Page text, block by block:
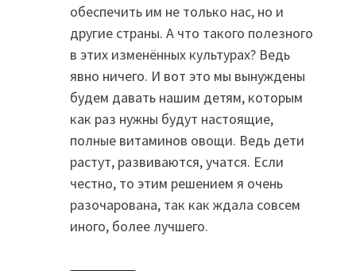
обеспечить им не только нас, но и
другие страны. А что такого полезного
в этих изменённых культурах? Ведь
явно ничего. И вот это мы вынуждены
будем давать нашим детям, которым
как раз нужны будут настоящие,
полные витаминов овощи. Ведь дети
растут, развиваются, учатся. Если
честно, то этим решением я очень
разочарована, так как ждала совсем
иного, более лучшего.